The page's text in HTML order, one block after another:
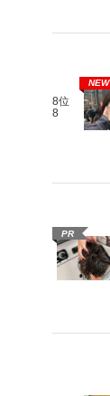
8位
8
NEW
PR